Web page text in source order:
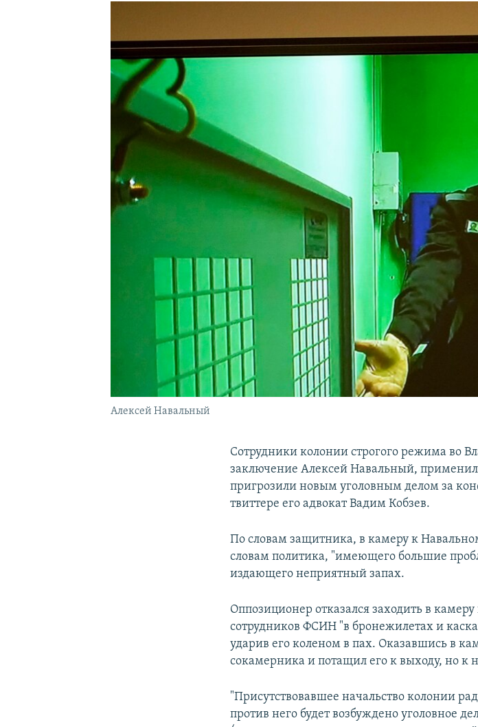
Алексей Навальный
Сотрудники колонии строгого режима во
заключение Алексей Навальный,
пригрозили новым уголовным делом за
твиттере его адвокат Вадим Кобзев.
По словам защитника, в камеру к
словам политика, "имеющего большие
издающего неприятный запах.
Оппозиционер отказался заходить в
сотрудников ФСИН "в бронежилетах и
ударив его коленом в пах. Оказавшись в
сокамерника и потащил его к выходу, но к
"Присутствовавшее начальство колонии
против него будет возбуждено уголовное